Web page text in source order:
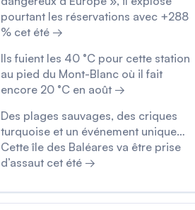
pourtant les réservations avec +288
% cet été →
Ils fuient les 40 °C pour cette station
au pied du Mont-Blanc où il fait
encore 20 °C en août →
Des plages sauvages, des criques
turquoise et un événement unique…
Cette île des Baléares va être prise
d’assaut cet été →